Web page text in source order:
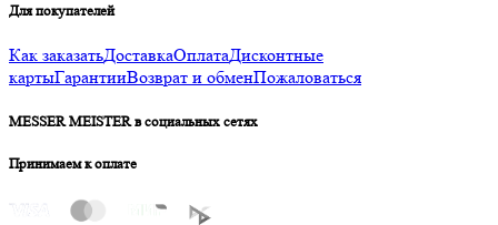
Для покупателей
Как заказатьДоставкаОплатаДисконтные
картыГарантииВозврат и обменПожаловаться
MESSER MEISTER в социальных сетях
Принимаем к оплате